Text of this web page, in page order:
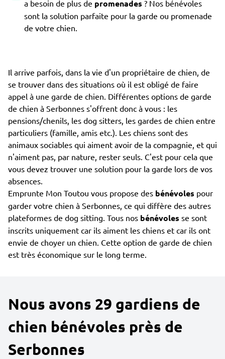
a besoin de plus de promenades ? Nos bénévoles
sont la solution parfaite pour la garde ou promenade
de votre chien.
Il arrive parfois, dans la vie d'un propriétaire de chien, de
se trouver dans des situations où il est obligé de faire
appel à une garde de chien. Différentes options de garde
de chien à Serbonnes s'offrent donc à vous : les
pensions/chenils, les dog sitters, les gardes de chien entre
particuliers (famille, amis etc.). Les chiens sont des
animaux sociables qui aiment avoir de la compagnie, et qui
n'aiment pas, par nature, rester seuls. C'est pour cela que
vous devez trouver une solution pour la garde lors de vos
absences.
Emprunte Mon Toutou vous propose des bénévoles pour
garder votre chien à Serbonnes, ce qui diffère des autres
plateformes de dog sitting. Tous nos bénévoles se sont
inscrits uniquement car ils aiment les chiens et car ils ont
envie de choyer un chien. Cette option de garde de chien
est très économique sur le long terme.
Nous avons 29 gardiens de
chien bénévoles près de
Serbonnes